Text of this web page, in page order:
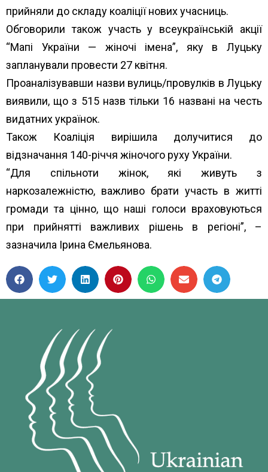
прийняли до складу коаліції нових учасниць.
Обговорили також участь у всеукраїнській акції
“Мапі України — жіночі імена”, яку в Луцьку
запланували провести 27 квітня.
Проаналізувавши назви вулиць/провулків в Луцьку
виявили, що з 515 назв тільки 16 названі на честь
видатних українок.
Також Коаліція вирішила долучитися до
відзначання 140-річчя жіночого руху України.
“Для спільноти жінок, які живуть з
наркозалежністю, важливо брати участь в житті
громади та цінно, що наші голоси враховуються
при прийнятті важливих рішень в регіоні”, –
зазначила Ірина Ємельянова.